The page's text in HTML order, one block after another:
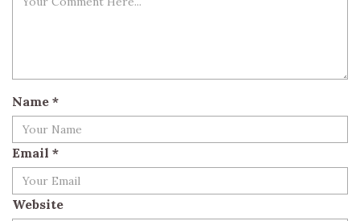
Name *
Email *
Website